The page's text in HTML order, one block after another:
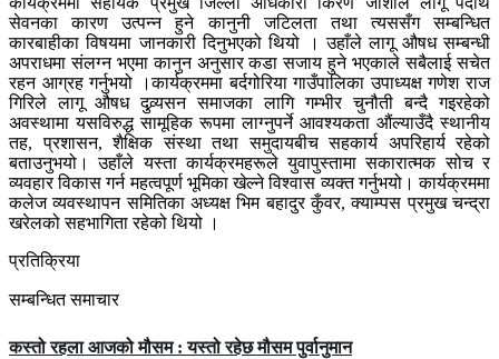
सेवनका कारण उत्पन्न हुने कानुनी जटिलता तथा त्यससँग सम्बन्धित
कारबाहीका विषयमा जानकारी दिनुभएको थियो । उहाँले लागू औषध सम्बन्धी
अपराधमा संलग्न भएमा कानुन अनुसार कडा सजाय हुने भएकाले सबैलाई सचेत
रहन आग्रह गर्नुभयो ।कार्यक्रममा बर्दगोरिया गाउँपालिका उपाध्यक्ष गणेश राज
गिरिले लागू औषध दुव्र्यसन समाजका लागि गम्भीर चुनौती बन्दै गइरहेको
अवस्थामा यसविरुद्ध सामूहिक रूपमा लाग्नुपर्ने आवश्यकता औंल्याउँदै स्थानीय
तह, प्रशासन, शैक्षिक संस्था तथा समुदायबीच सहकार्य अपरिहार्य रहेको
बताउनुभयो।उहाँले यस्ता कार्यक्रमहरूले युवापुस्तामा सकारात्मक सोच र
व्यवहार विकास गर्न महत्वपूर्ण भूमिका खेल्ने विश्वास व्यक्त गर्नुभयो। कार्यक्रममा
कलेज व्यवस्थापन समितिका अध्यक्ष भिम बहादुर कुँवर, क्याम्पस प्रमुख चन्द्रा
खरेलको सहभागिता रहेको थियो ।
प्रतिक्रिया
सम्बन्धित समाचार
कस्तो रहला आजको मौसम : यस्तो रहेछ मौसम पुर्वानुमान